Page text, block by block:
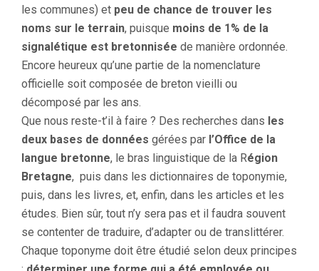
les communes) et peu de chance de trouver les
noms sur le terrain, puisque moins de 1% de la
signalétique est bretonnisée de manière ordonnée.
Encore heureux qu’une partie de la nomenclature
officielle soit composée de breton vieilli ou
décomposé par les ans.
Que nous reste-t’il à faire ? Des recherches dans les
deux bases de données gérées par l’Office de la
langue bretonne, le bras linguistique de la Région
Bretagne, puis dans les dictionnaires de toponymie,
puis, dans les livres, et, enfin, dans les articles et les
études. Bien sûr, tout n’y sera pas et il faudra souvent
se contenter de traduire, d’adapter ou de translittérer.
Chaque toponyme doit être étudié selon deux principes